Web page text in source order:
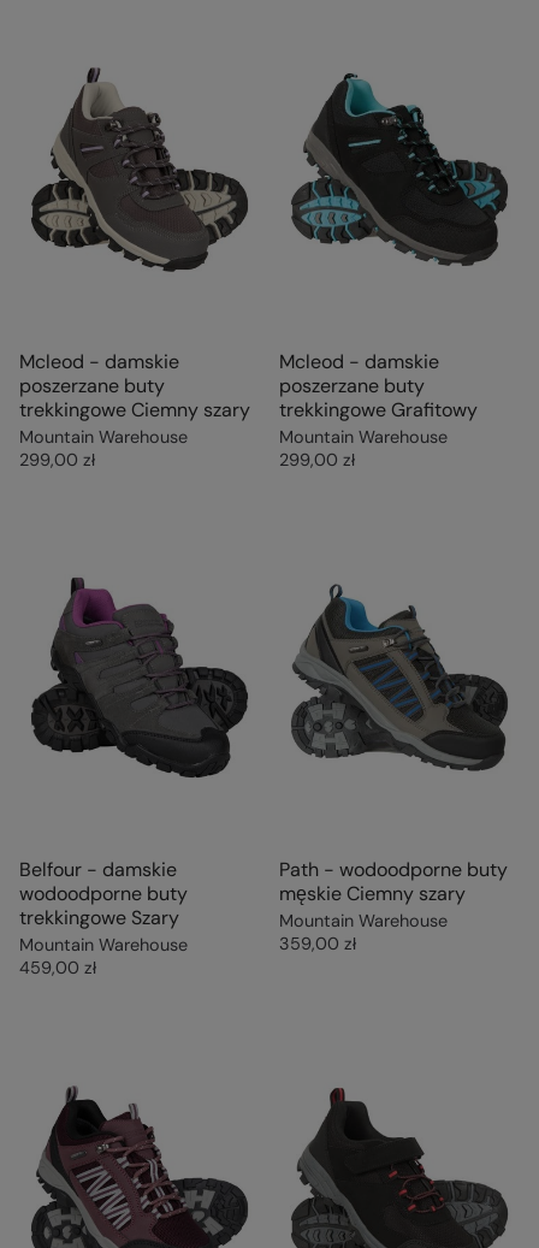
Mcleod - damskie
poszerzane buty
trekkingowe Ciemny szary
Mountain Warehouse
299,00 zł
Mcleod - damskie
poszerzane buty
trekkingowe Grafitowy
Mountain Warehouse
299,00 zł
Belfour - damskie
wodoodporne buty
trekkingowe Szary
Mountain Warehouse
459,00 zł
Path - wodoodporne buty
męskie Ciemny szary
Mountain Warehouse
359,00 zł